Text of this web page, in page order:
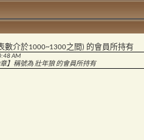
數介於1000~1300之間) 的會員所持有
AM
】稱號為 壯年狼 的會員所持有